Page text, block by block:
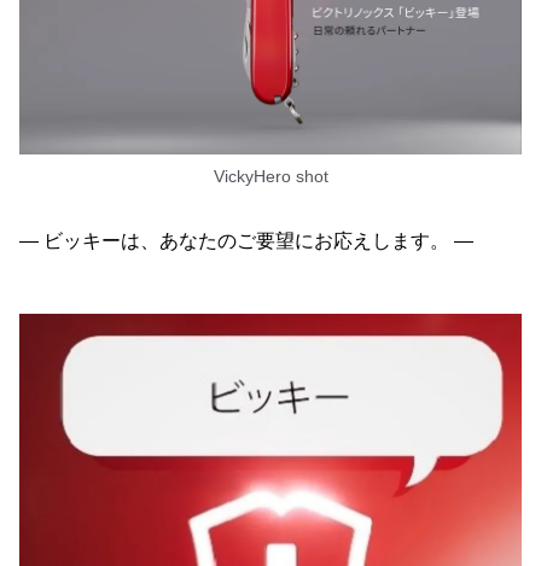
VickyHero shot
― ビッキーは、あなたのご要望にお応えします。 ―